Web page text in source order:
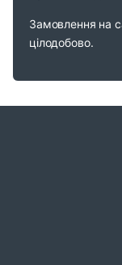
Замовлення на
цілодобово.